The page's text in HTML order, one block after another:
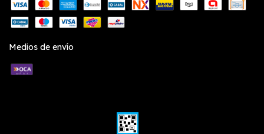
Medios de envío